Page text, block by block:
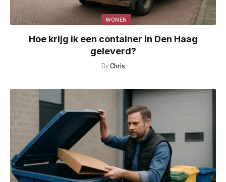
WONEN
Hoe krijg ik een container in Den Haag
geleverd?
By Chris